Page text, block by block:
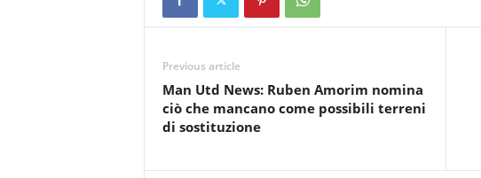
Previous article
Man Utd News: Ruben Amorim nomina
ciò che mancano come possibili terreni
di sostituzione